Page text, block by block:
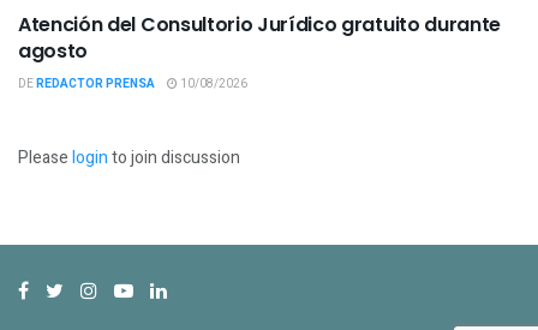
Atención del Consultorio Jurídico gratuito durante
agosto
DEREDACTOR PRENSA 10/08/2026
Pleaseloginto join discussion